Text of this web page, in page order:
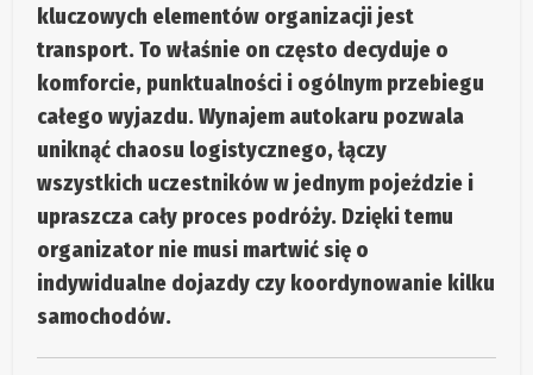
kluczowych elementów organizacji jest
transport. To właśnie on często decyduje o
komforcie, punktualności i ogólnym przebiegu
całego wyjazdu. Wynajem autokaru pozwala
uniknąć chaosu logistycznego, łączy
wszystkich uczestników w jednym pojeździe i
upraszcza cały proces podróży. Dzięki temu
organizator nie musi martwić się o
indywidualne dojazdy czy koordynowanie kilku
samochodów.